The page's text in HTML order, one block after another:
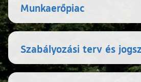
Munkaerőpiac
Szabályozási terv és